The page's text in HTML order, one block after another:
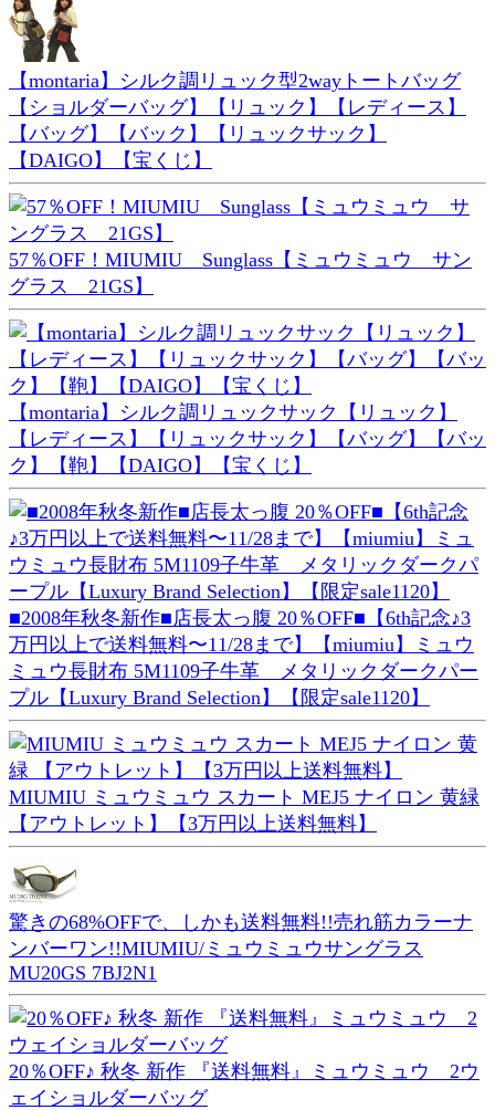
【montaria】シルク調リュック型2wayトートバッグ
【ショルダーバッグ】【リュック】【レディース】
【バッグ】【バック】【リュックサック】
【DAIGO】【宝くじ】
57％OFF！MIUMIU Sunglass【ミュウミュウ サン
グラス 21GS】
【montaria】シルク調リュックサック【リュック】
【レディース】【リュックサック】【バッグ】【バッ
ク】【鞄】【DAIGO】【宝くじ】
■2008年秋冬新作■店長太っ腹 20％OFF■【6th記念♪3
万円以上で送料無料〜11/28まで】【miumiu】ミュウ
ミュウ長財布 5M1109子牛革 メタリックダークパー
プル【Luxury Brand Selection】【限定sale1120】
MIUMIU ミュウミュウ スカート MEJ5 ナイロン 黄緑
【アウトレット】【3万円以上送料無料】
驚きの68%OFFで、しかも送料無料!!売れ筋カラーナ
ンバーワン!!MIUMIU/ミュウミュウサングラス
MU20GS 7BJ2N1
20％OFF♪ 秋冬 新作 『送料無料』ミュウミュウ 2ウ
ェイショルダーバッグ